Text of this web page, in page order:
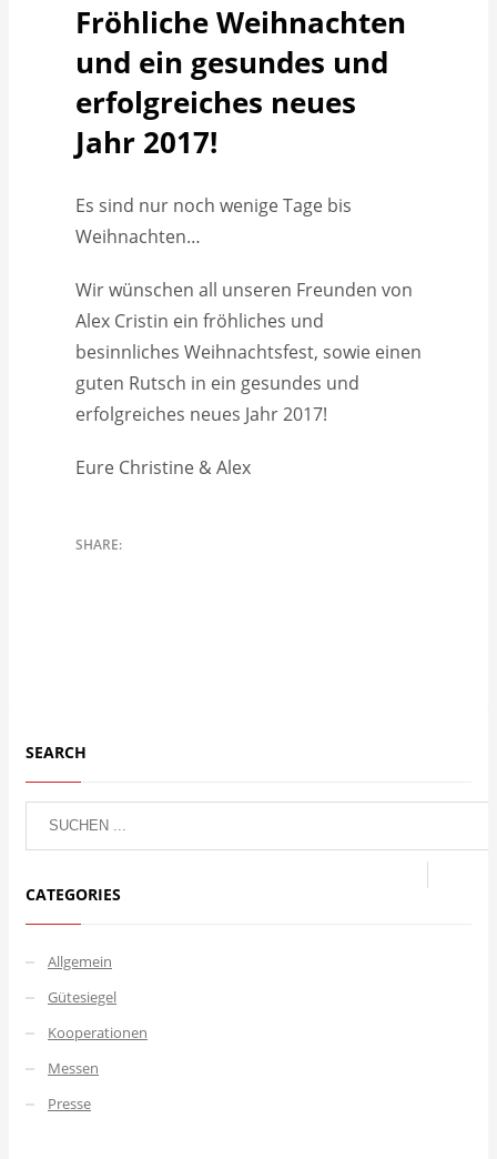
Fröhliche Weihnachten
und ein gesundes und
erfolgreiches neues
Jahr 2017!
Es sind nur noch wenige Tage bis
Weihnachten…
Wir wünschen all unseren Freunden von
Alex Cristin ein fröhliches und
besinnliches Weihnachtsfest, sowie einen
guten Rutsch in ein gesundes und
erfolgreiches neues Jahr 2017!
Eure Christine & Alex
SEARCH
CATEGORIES
Allgemein
Gütesiegel
Kooperationen
Messen
Presse